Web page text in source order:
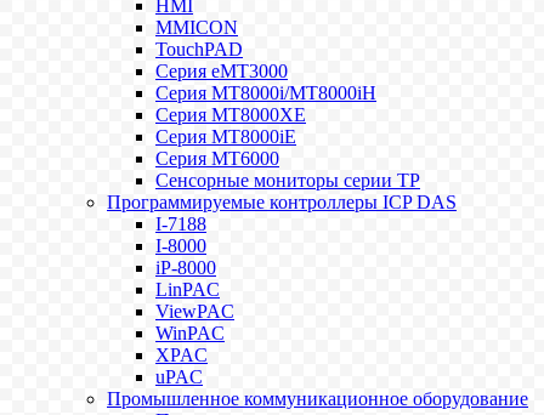
HMI
MMICON
TouchPAD
Серия eMT3000
Серия MT8000i/MT8000iH
Серия MT8000XE
Серия MT8000iE
Серия MT6000
Сенсорные мониторы серии TP
Программируемые контроллеры ICP DAS
I-7188
I-8000
iP-8000
LinPAC
ViewPAC
WinPAC
XPAC
uPAC
Промышленное коммуникационное оборудование